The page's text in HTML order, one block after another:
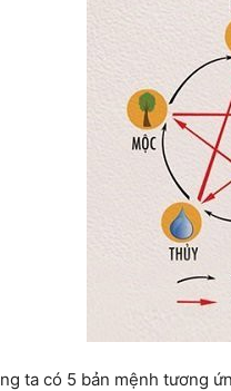
ta có 5 bản mệnh tương